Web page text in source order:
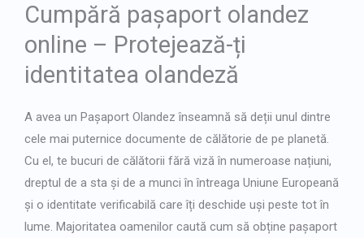
Cumpără pașaport olandez
online – Protejează-ți
identitatea olandeză
A avea un Pașaport Olandez înseamnă să deții unul dintre
cele mai puternice documente de călătorie de pe planetă.
Cu el, te bucuri de călătorii fără viză în numeroase națiuni,
dreptul de a sta și de a munci în întreaga Uniune Europeană
și o identitate verificabilă care îți deschide uși peste tot în
lume. Majoritatea oamenilor caută cum să obține pașaport
Polish
French
Japanese
Bulgarian
Arabic
Danish